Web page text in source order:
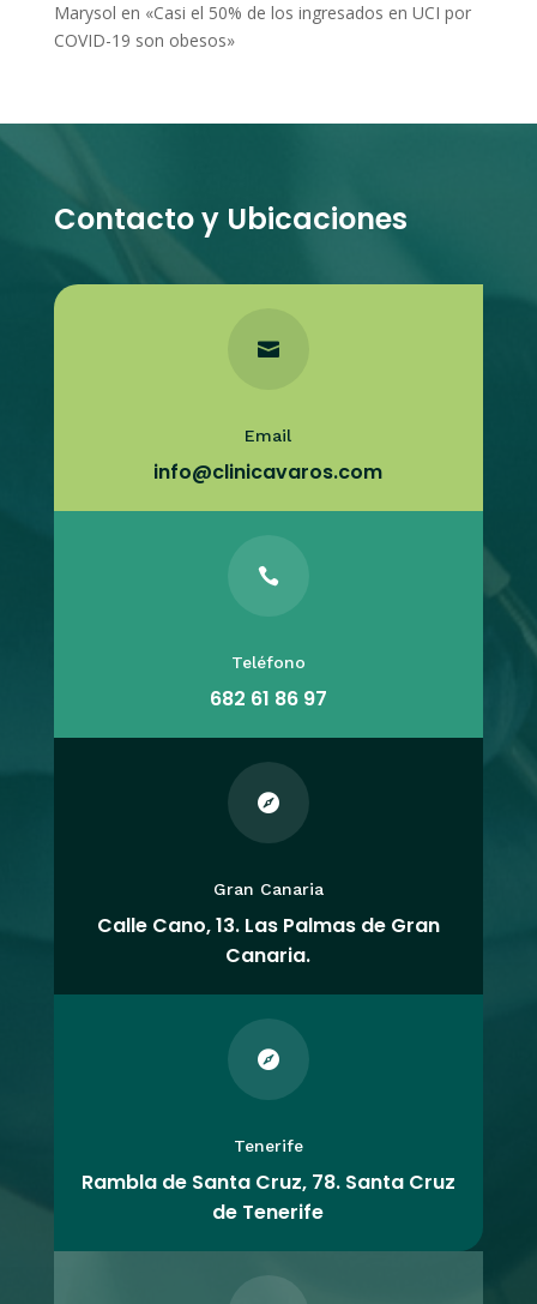
Marysol en «Casi el 50% de los ingresados en UCI por
COVID-19 son obesos»
Contacto y Ubicaciones

Email
info@clinicavaros.com

Teléfono
682 61 86 97

Gran Canaria
Calle Cano, 13. Las Palmas de Gran
Canaria.

Tenerife
Rambla de Santa Cruz, 78. Santa Cruz
de Tenerife